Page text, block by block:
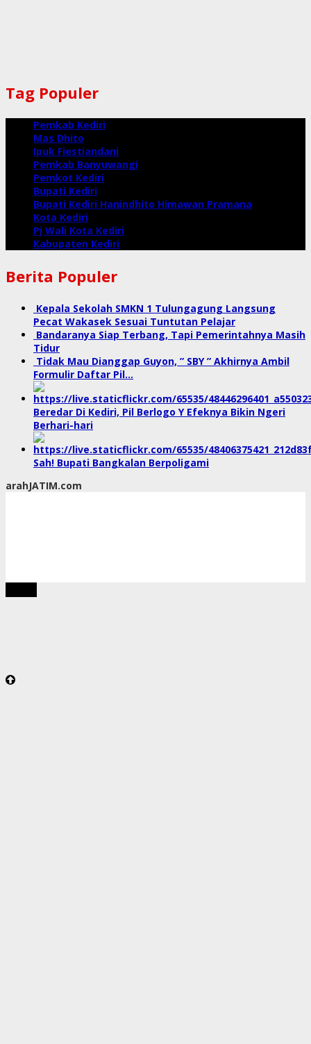
Tag Populer
Pemkab Kediri
Mas Dhito
Ipuk Fiestiandani
Pemkab Banyuwangi
Pemkot Kediri
Bupati Kediri
Bupati Kediri Hanindhito Himawan Pramana
Kota Kediri
Pj Wali Kota Kediri
Kabupaten Kediri
Berita Populer
Kepala Sekolah SMKN 1 Tulungagung Langsung
Pecat Wakasek Sesuai Tuntutan Pelajar
Bandaranya Siap Terbang, Tapi Pemerintahnya Masih
Tidur
Tidak Mau Dianggap Guyon, ” SBY ” Akhirnya Ambil
Formulir Daftar Pil…
Beredar Di Kediri, Pil Berlogo Y Efeknya Bikin Ngeri
Berhari-hari
Sah! Bupati Bangkalan Berpoligami
arahJATIM.com